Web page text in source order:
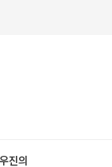
로운 난도